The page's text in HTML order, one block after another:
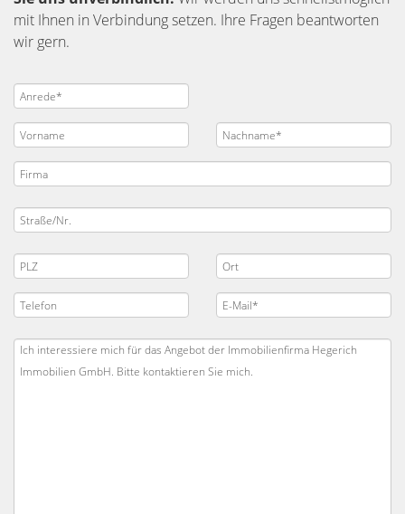
mit Ihnen in Verbindung setzen. Ihre Fragen beantworten
wir gern.